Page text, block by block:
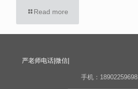
Read more
严老师电话|微信|
手机：18902259698